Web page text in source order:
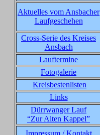
Aktuelles vom Ansbacher
Laufgeschehen
Cross-Serie des Kreises
Ansbach
Lauftermine
Fotogalerie
Kreisbestenlisten
Links
Dürrwanger Lauf
“Zur Alten Kappel”
Impressum / Kontakt